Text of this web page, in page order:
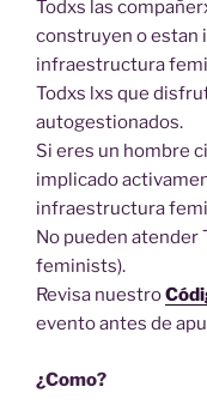
Todxs las
construyen o estan
infraestructura
Todxs lxs que
autogestionados.
Si eres un hombre
implicado
infraestructura
No pueden atender
feminists).
Revisa nuestro
evento antes de
¿Como?